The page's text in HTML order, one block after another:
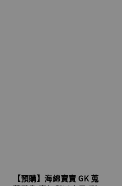
【預購】海綿寶寶 GK 蒐